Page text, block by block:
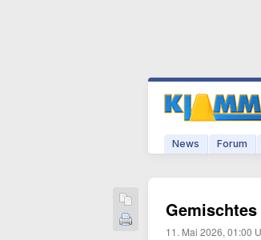
News Forum
11. Mai 2026, 01:00